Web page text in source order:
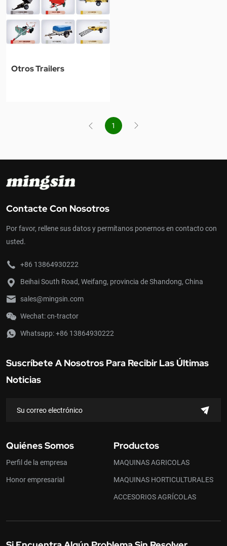
cosechas y herramientas en
terrenos agrícolas.
Otros Trailers
1
Contacte Con Nosotros
Por favor, rellene sus datos y permítanos ponernos en contacto con
usted.
+86 13864930222
Beihai South Road, Weifang, provincia de Shandong, China
sales@mingsin.com
Wechat: cn-tractor
Whatsapp:+86 13864930222
Suscríbete A Nosotros Para Recibir Las Últimas
Noticias
Quiénes Somos
Perfil de la empresa
Honor empresarial
Productos
MAQUINAS AGRICOLAS
MAQUINAS HORTICULTURALES
ACCESORIOS AGRÍCOLAS